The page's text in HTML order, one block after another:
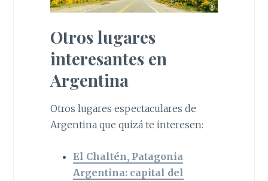
Otros lugares
interesantes en
Argentina
Otros lugares espectaculares de
Argentina que quizá te interesen:
El Chaltén, Patagonia
Argentina: capital del